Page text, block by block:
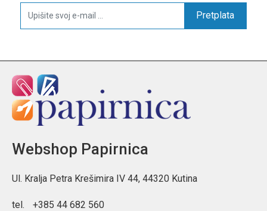
Pretplata
Webshop Papirnica
Ul. Kralja Petra Krešimira IV 44, 44320 Kutina
tel. +385 44 682 560